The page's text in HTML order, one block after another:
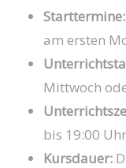
Starttermine:
am ersten
Mittwoch
bis 19:00
Kursdauer: